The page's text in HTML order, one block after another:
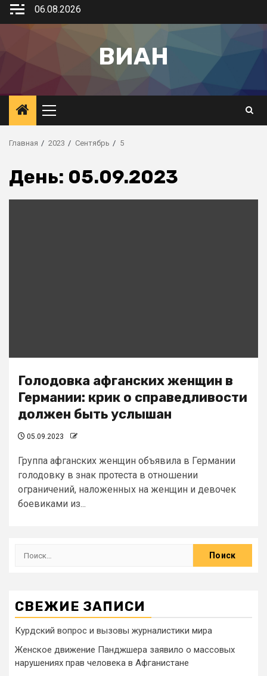
06.08.2026
ВИАН
Главная 2023 Сентябрь 5
День: 05.09.2023
Голодовка афганских женщин в
Германии: крик о справедливости
должен быть услышан
05.09.2023
Группа афганских женщин объявила в Германии
голодовку в знак протеста в отношении
ограничений, наложенных на женщин и девочек
боевиками из...
СВЕЖИЕ ЗАПИСИ
Курдский вопрос и вызовы журналистики мира
Женское движение Панджшера заявило о массовых
нарушениях прав человека в Афганистане